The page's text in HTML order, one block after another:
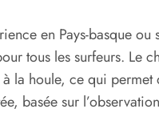
en Pays-basque
tous les surfeurs.
la houle, ce qui
basée sur